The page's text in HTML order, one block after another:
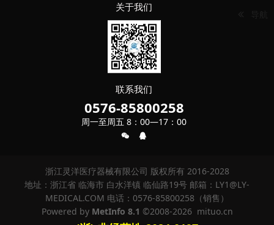
关于我们
联系我们
0576-85800258
周一至周五 8：00—17：00
浙江灵洋医疗器械有限公司 版权所有 2016-2028
地址：浙江省 临海市 白水洋镇 临仙路19号 邮箱：LY1@LY-
MEDICAL.COM 电话：0576-85800258（销售）
Powered by MetInfo 8.1 ©2008-2026 mituo.cn